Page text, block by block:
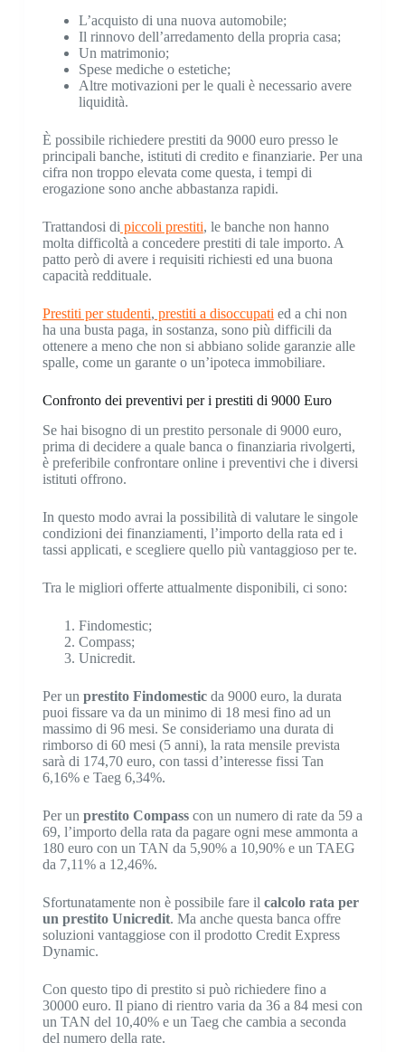
L’acquisto di una nuova automobile;
Il rinnovo dell’arredamento della propria casa;
Un matrimonio;
Spese mediche o estetiche;
Altre motivazioni per le quali è necessario avere
liquidità.
È possibile richiedere prestiti da 9000 euro presso le
principali banche, istituti di credito e finanziarie. Per una
cifra non troppo elevata come questa, i tempi di
erogazione sono anche abbastanza rapidi.
Trattandosi di piccoli prestiti, le banche non hanno
molta difficoltà a concedere prestiti di tale importo. A
patto però di avere i requisiti richiesti ed una buona
capacità reddituale.
Prestiti per studenti, prestiti a disoccupati ed a chi non
ha una busta paga, in sostanza, sono più difficili da
ottenere a meno che non si abbiano solide garanzie alle
spalle, come un garante o un’ipoteca immobiliare.
Confronto dei preventivi per i prestiti di 9000 Euro
Se hai bisogno di un prestito personale di 9000 euro,
prima di decidere a quale banca o finanziaria rivolgerti,
è preferibile confrontare online i preventivi che i diversi
istituti offrono.
In questo modo avrai la possibilità di valutare le singole
condizioni dei finanziamenti, l’importo della rata ed i
tassi applicati, e scegliere quello più vantaggioso per te.
Tra le migliori offerte attualmente disponibili, ci sono:
Findomestic;
Compass;
Unicredit.
Per un prestito Findomesticda 9000 euro, la durata
puoi fissare va da un minimo di 18 mesi fino ad un
massimo di 96 mesi. Se consideriamo una durata di
rimborso di 60 mesi (5 anni), la rata mensile prevista
sarà di 174,70 euro, con tassi d’interesse fissi Tan
6,16% e Taeg 6,34%.
Per un prestito Compasscon un numero di rate da 59 a
69, l’importo della rata da pagare ogni mese ammonta a
180 euro con un TAN da 5,90% a 10,90% e un TAEG
da 7,11% a 12,46%.
Sfortunatamente non è possibile fare il calcolo rata per
un prestito Unicredit. Ma anche questa banca offre
soluzioni vantaggiose con il prodotto Credit Express
Dynamic.
Con questo tipo di prestito si può richiedere fino a
30000 euro. Il piano di rientro varia da 36 a 84 mesi con
un TAN del 10,40% e un Taeg che cambia a seconda
del numero della rate.